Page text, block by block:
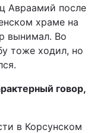
Авраамий после
храме на
вынимал. Во
тоже ходил, но
говор,
в Корсунском